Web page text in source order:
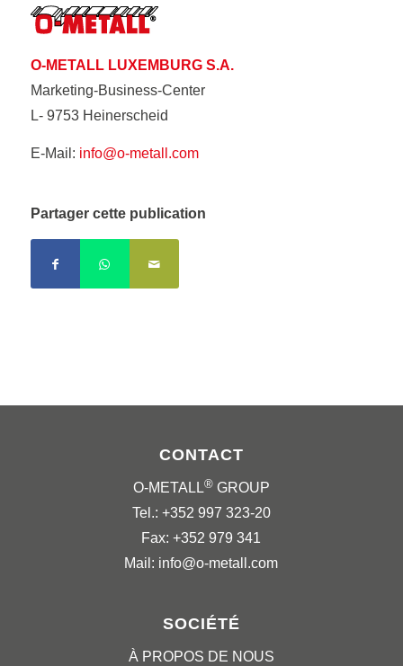
O-METALL LUXEMBURG S.A.
Marketing-Business-Center
L- 9753 Heinerscheid
E-Mail: info@o-metall.com
Partager cette publication
CONTACT
O-METALL®GROUP
Tel.: +352 997 323-20
Fax: +352 979 341
Mail: info@o-metall.com
SOCIÉTÉ
À PROPOS DE NOUS